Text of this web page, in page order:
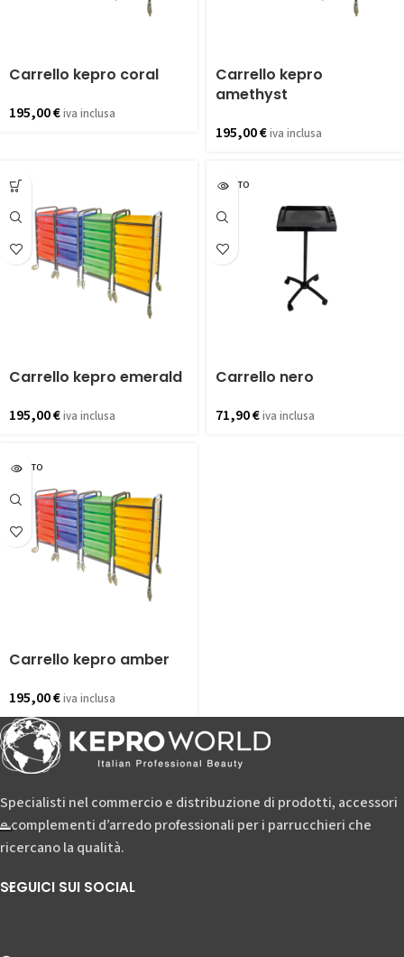
Carrello kepro coral
195,00€iva inclusa
Carrello kepro
amethyst
195,00€iva inclusa
Carrello kepro emerald
195,00€iva inclusa
ESAURITO
Carrello nero
71,90€iva inclusa
ESAURITO
Carrello kepro amber
195,00€iva inclusa
Specialisti nel commercio e distribuzione di prodotti, accessori
e complementi d’arredo professionali per i parrucchieri che
ricercano la qualità.
SEGUICI SUI SOCIAL